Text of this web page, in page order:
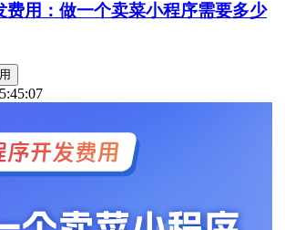
费用：做一个卖菜小程序需要多少